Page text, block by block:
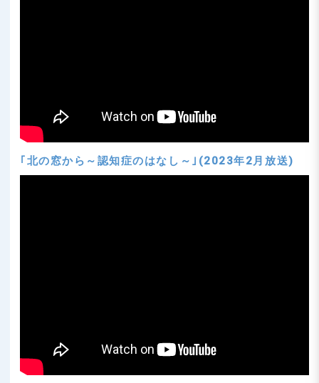
｢北の窓から～認知症のはなし～｣(2023年2月放送)